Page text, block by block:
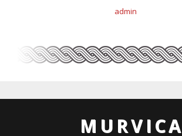
admin
MURVICA